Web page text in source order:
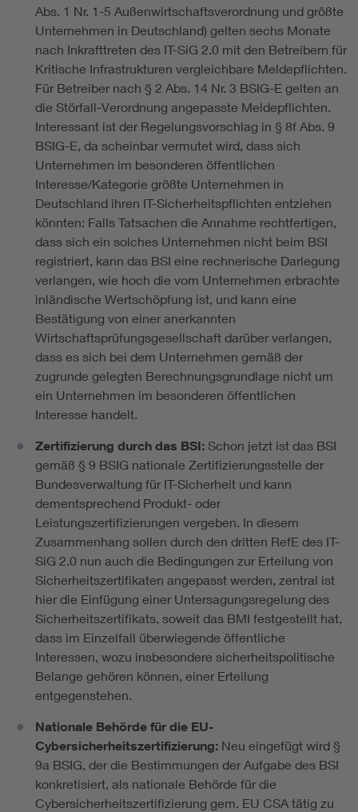
Abs. 1 Nr. 1-5 Außenwirtschaftsverordnung und größte
Unternehmen in Deutschland) gelten sechs Monate
nach Inkrafttreten des IT-SiG 2.0 mit den Betreibern für
Kritische Infrastrukturen vergleichbare Meldepflichten.
Für Betreiber nach § 2 Abs. 14 Nr. 3 BSIG-E gelten an
die Störfall-Verordnung angepasste Meldepflichten.
Interessant ist der Regelungsvorschlag in § 8f Abs. 9
BSIG-E, da scheinbar vermutet wird, dass sich
Unternehmen im besonderen öffentlichen
Interesse/Kategorie größte Unternehmen in
Deutschland ihren IT-Sicherheitspflichten entziehen
könnten: Falls Tatsachen die Annahme rechtfertigen,
dass sich ein solches Unternehmen nicht beim BSI
registriert, kann das BSI eine rechnerische Darlegung
verlangen, wie hoch die vom Unternehmen erbrachte
inländische Wertschöpfung ist, und kann eine
Bestätigung von einer anerkannten
Wirtschaftsprüfungsgesellschaft darüber verlangen,
dass es sich bei dem Unternehmen gemäß der
zugrunde gelegten Berechnungsgrundlage nicht um
ein Unternehmen im besonderen öffentlichen
Interesse handelt.
Zertifizierung durch das BSI: Schon jetzt ist das BSI
gemäß § 9 BSIG nationale Zertifizierungsstelle der
Bundesverwaltung für IT-Sicherheit und kann
dementsprechend Produkt- oder
Leistungszertifizierungen vergeben. In diesem
Zusammenhang sollen durch den dritten RefE des IT-
SiG 2.0 nun auch die Bedingungen zur Erteilung von
Sicherheitszertifikaten angepasst werden, zentral ist
hier die Einfügung einer Untersagungsregelung des
Sicherheitszertifikats, soweit das BMI festgestellt hat,
dass im Einzelfall überwiegende öffentliche
Interessen, wozu insbesondere sicherheitspolitische
Belange gehören können, einer Erteilung
entgegenstehen.
Nationale Behörde für die EU-
Cybersicherheitszertifizierung: Neu eingefügt wird §
9a BSIG, der die Bestimmungen der Aufgabe des BSI
konkretisiert, als nationale Behörde für die
Cybersicherheitszertifizierung gem. EU CSA tätig zu